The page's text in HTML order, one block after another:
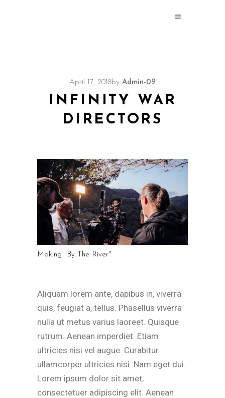
April 17, 2018by Admin-09
INFINITY WAR
DIRECTORS
Making "By The River"
Aliquam lorem ante, dapibus in, viverra
quis, feugiat a, tellus. Phasellus viverra
nulla ut metus varius laoreet. Quisque
rutrum. Aenean imperdiet. Etiam
ultricies nisi vel augue. Curabitur
ullamcorper ultricies nisi. Nam eget dui.
Lorem ipsum dolor sit amet,
consectetuer adipiscing elit. Aenean